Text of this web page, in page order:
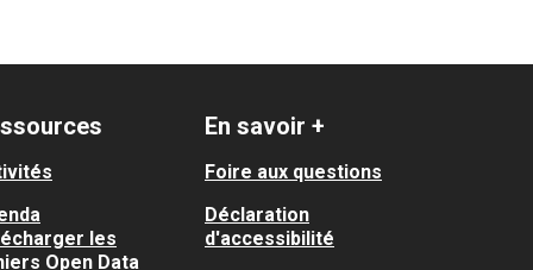
les
Open Data
En savoir +
Foire aux questions
Déclaration
d'accessibilité